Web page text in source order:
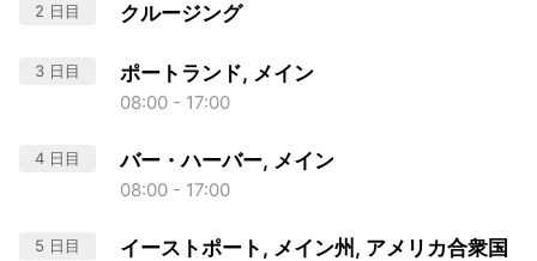
2 日目 クルージング
3 日目 ポートランド, メイン
08:00 - 17:00
4 日目 バー・ハーバー, メイン
08:00 - 17:00
5 日目 イーストポート, メイン州, アメリカ合衆国